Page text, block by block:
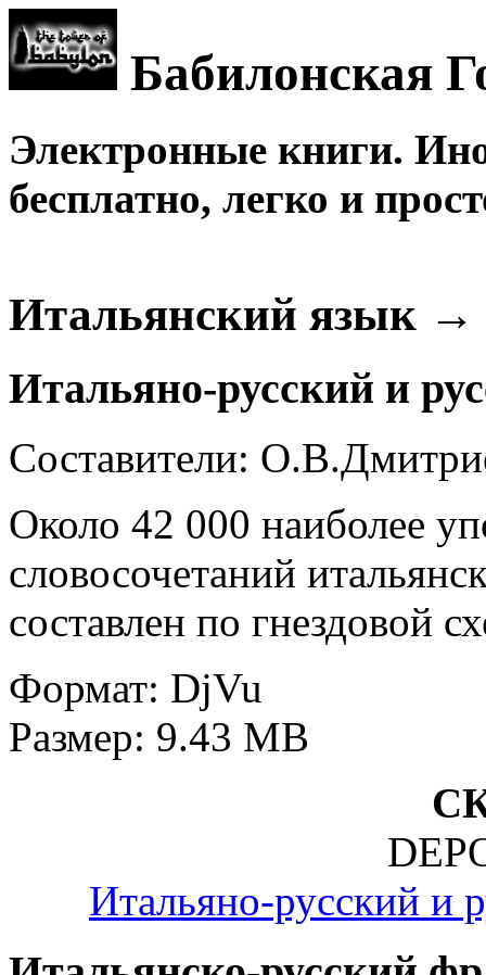
Бабилонская
Электронные книги.
бесплатно, легко и
Итальянский язык →
Итальяно-русский и
Составители:
Около 42 000 наиболее
словосочетаний
составлен по гнездовой
Формат: DjVu
Размер: 9.43 MB
Итальяно-русский и